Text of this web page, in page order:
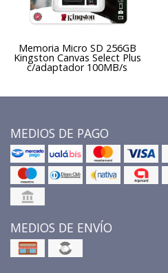
Memoria Micro SD 256GB
Kingston Canvas Select Plus
c/adaptador 100MB/s
MEDIOS DE PAGO
MEDIOS DE ENVÍO